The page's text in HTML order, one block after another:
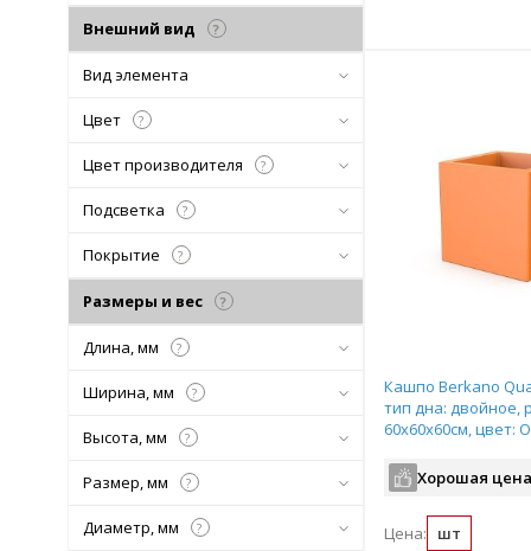
Подобрать комплект
Кашпо Berkano
тип дна: двойное,
60x60x60см, цвет:
Хорошая
Цена: шт
Внешний вид ?
Вид элемента
Цвет ?
Цвет производителя ?
Подсветка ?
Покрытие ?
Размеры и вес ?
Длина, мм ?
Ширина, мм ?
Высота, мм ?
Размер, мм ?
Диаметр, мм ?